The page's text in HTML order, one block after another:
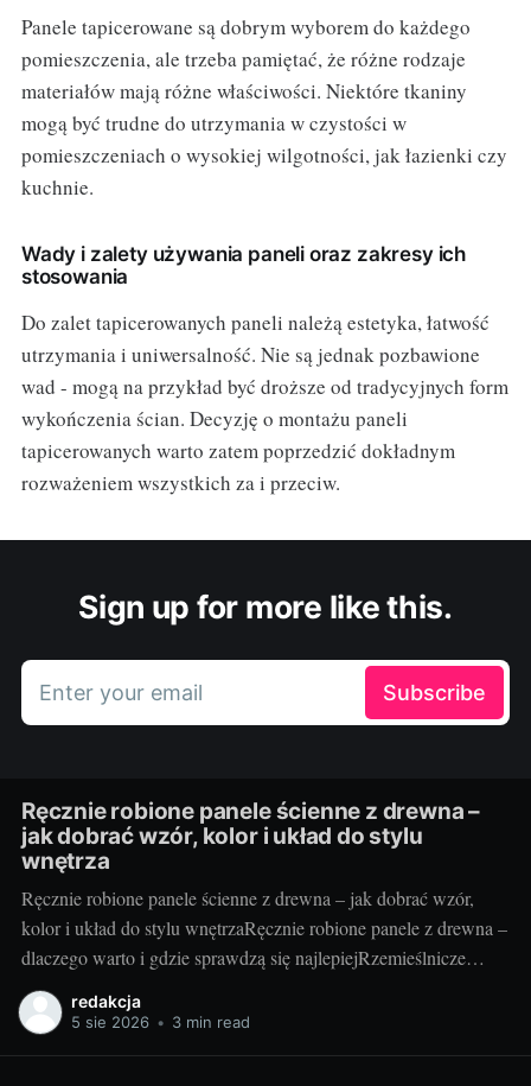
Panele tapicerowane są dobrym wyborem do każdego
pomieszczenia, ale trzeba pamiętać, że różne rodzaje
materiałów mają różne właściwości. Niektóre tkaniny
mogą być trudne do utrzymania w czystości w
pomieszczeniach o wysokiej wilgotności, jak łazienki czy
kuchnie.
Wady i zalety używania paneli oraz zakresy ich
stosowania
Do zalet tapicerowanych paneli należą estetyka, łatwość
utrzymania i uniwersalność. Nie są jednak pozbawione
wad - mogą na przykład być droższe od tradycyjnych form
wykończenia ścian. Decyzję o montażu paneli
tapicerowanych warto zatem poprzedzić dokładnym
rozważeniem wszystkich za i przeciw.
Sign up for more like this.
Enter your email Subscribe
Ręcznie robione panele ścienne z drewna –
jak dobrać wzór, kolor i układ do stylu
wnętrza
Ręcznie robione panele ścienne z drewna – jak dobrać wzór,
kolor i układ do stylu wnętrzaRęcznie robione panele z drewna –
dlaczego warto i gdzie sprawdzą się najlepiejRzemieślnicze
panele ścienne to coś więcej niż okładzina – to faktura, ciepło i
unikatowy rysunek słojów, którego nie da się skopiować.
redakcja
5 sie 2026 • 3 min read